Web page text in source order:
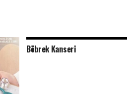
Böbrek Kanseri